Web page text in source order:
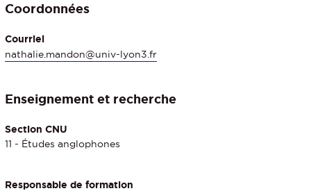
Coordonnées
Courriel
nathalie.mandon@univ-lyon3.fr
Enseignement et recherche
Section CNU
11 - Études anglophones
Responsable de formation